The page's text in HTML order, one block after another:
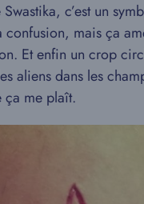
Swastika, c’est un
confusion, mais ça
Et enfin un crop
aliens dans les
ça me plaît.